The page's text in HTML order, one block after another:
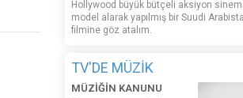
Hollywood büyük bütçeli aksiyon
model alarak yapılmış bir Suudi
filmine göz atalım.
TV'DE MÜZİK
MÜZİĞİN KANUNU